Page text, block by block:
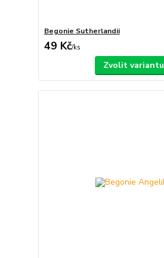
Begonie Sutherlandii
49 Kč/ks
Zvolit variantu